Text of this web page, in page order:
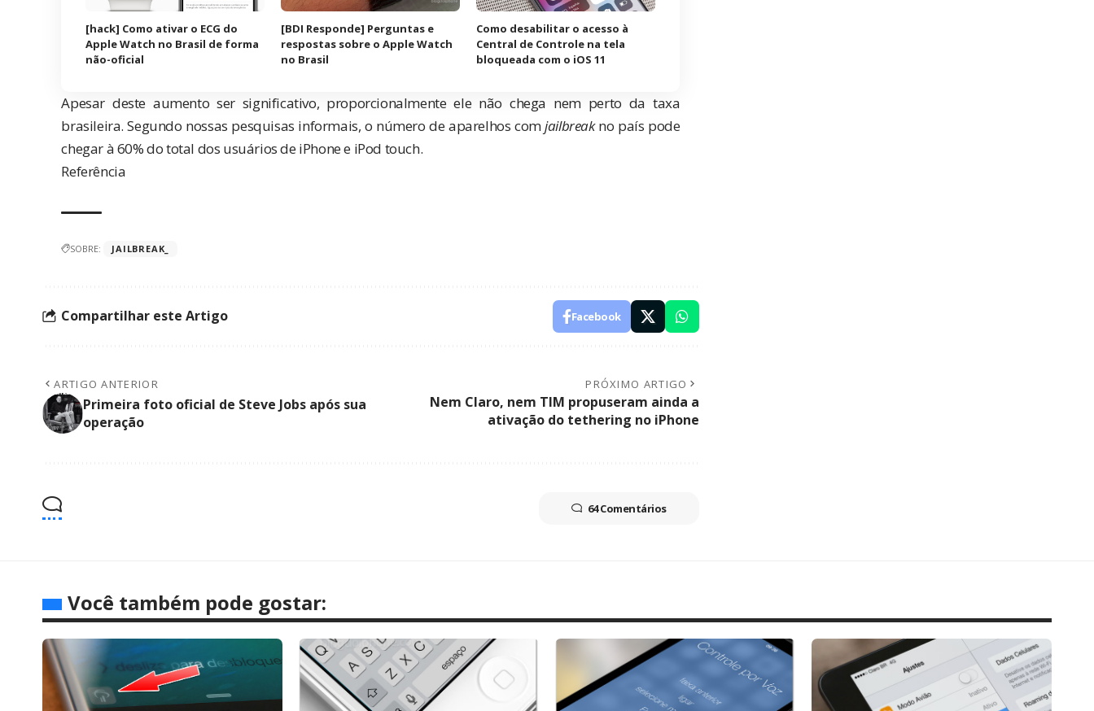
[hack] Como ativar o ECG do
Apple Watch no Brasil de forma
não-oficial
[BDI Responde] Perguntas e
respostas sobre o Apple Watch
no Brasil
Como desabilitar o acesso à
Central de Controle na tela
bloqueada com o iOS 11
Apesar deste aumento ser significativo, proporcionalmente ele não chega nem perto da taxa
brasileira. Segundo nossas pesquisas informais, o número de aparelhos comjailbreakno país pode
chegar à 60% do total dos usuários de iPhone e iPod touch.
Referência
SOBRE: JAILBREAK_
Compartilhar este Artigo Facebook
ARTIGO ANTERIOR
Primeira foto oficial de Steve Jobs após sua
operação
PRÓXIMO ARTIGO
Nem Claro, nem TIM propuseram ainda a
ativação do tethering no iPhone
64 Comentários
Você também pode gostar: